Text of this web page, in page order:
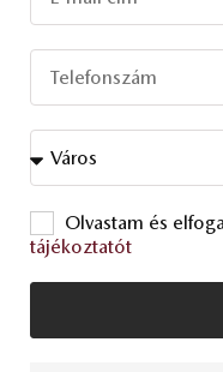
Olvastam és
tájékoztatót